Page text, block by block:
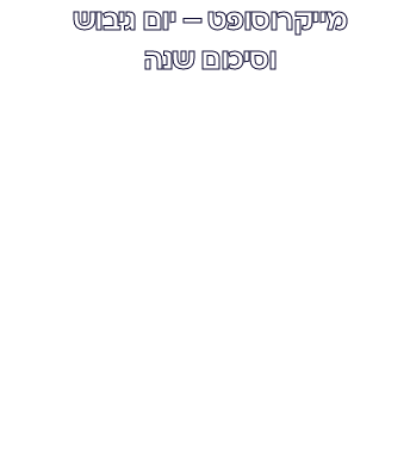
מייקרוסופט – יום גיבוש
וסיכום שנה